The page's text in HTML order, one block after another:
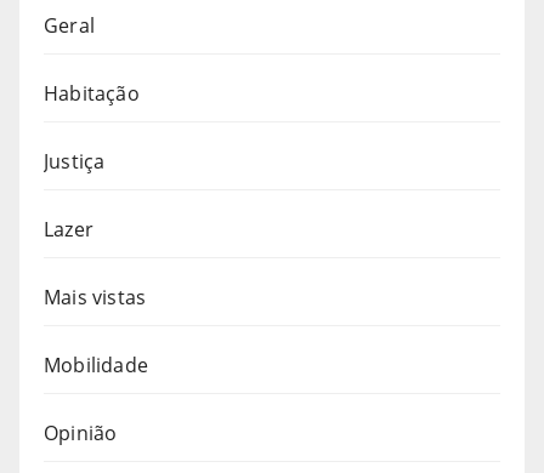
Geral
Habitação
Justiça
Lazer
Mais vistas
Mobilidade
Opinião